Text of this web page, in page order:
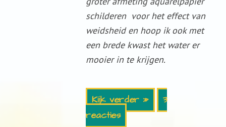
schilderen voor het effect van
weidsheid en hoop ik ook met
een brede kwast het water er
mooier in te krijgen.
Kijk verder »
3
reacties